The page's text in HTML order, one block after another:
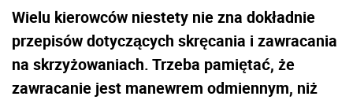
Wielu kierowców niestety nie zna dokładnie
przepisów dotyczących skręcania i zawracania
na skrzyżowaniach. Trzeba pamiętać, że
zawracanie jest manewrem odmiennym, niż